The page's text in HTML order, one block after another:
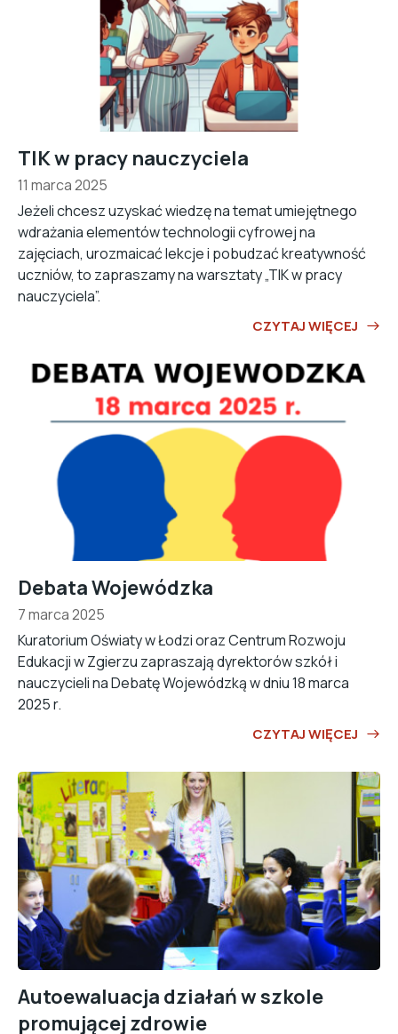
TIK w pracy nauczyciela
11 marca 2025
Jeżeli chcesz uzyskać wiedzę na temat umiejętnego
wdrażania elementów technologii cyfrowej na
zajęciach, urozmaicać lekcje i pobudzać kreatywność
uczniów, to zapraszamy na warsztaty „TIK w pracy
nauczyciela”.
CZYTAJ WIĘCEJ
Debata Wojewódzka
7 marca 2025
Kuratorium Oświaty w Łodzi oraz Centrum Rozwoju
Edukacji w Zgierzu zapraszają dyrektorów szkół i
nauczycieli na Debatę Wojewódzką w dniu 18 marca
2025 r.
CZYTAJ WIĘCEJ
Autoewaluacja działań w szkole
promującej zdrowie